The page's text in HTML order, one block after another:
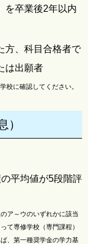
を卒業後2年以内
方、科目合格者で
は出願者
校に確認してください。
）
平均値が5段階評
ア～ウのいずれかに該当
て専修学校（専門課程）
、第一種奨学金の学力基